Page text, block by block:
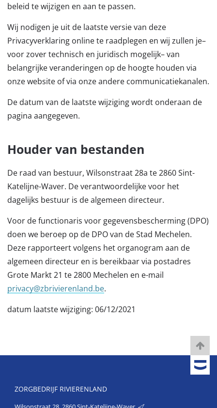
beleid te wijzigen en aan te passen.
Wij nodigen je uit de laatste versie van deze
Privacyverklaring online te raadplegen en wij zullen je–
voor zover technisch en juridisch mogelijk– van
belangrijke veranderingen op de hoogte houden via
onze website of via onze andere communicatiekanalen.
De datum van de laatste wijziging wordt onderaan de
pagina aangegeven.
Houder van bestanden
De raad van bestuur, Wilsonstraat 28a te 2860 Sint-
Katelijne-Waver. De verantwoordelijke voor het
dagelijks bestuur is de algemeen directeur.
Voor de functionaris voor gegevensbescherming (DPO)
doen we beroep op de DPO van de Stad Mechelen.
Deze rapporteert volgens het organogram aan de
algemeen directeur en is bereikbaar via postadres
Grote Markt 21 te 2800 Mechelen en e-mail
privacy@zbrivierenland.be.
datum laatste wijziging: 06/12/2021
ZORGBEDRIJF RIVIERENLAND